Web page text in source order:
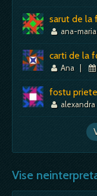
sarut de la
ana-maria
carti de la
Ana |
fostu
alexandra
Vise